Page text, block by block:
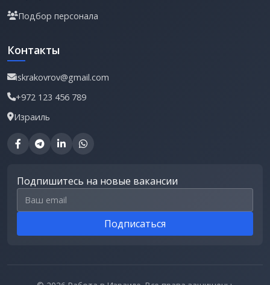
Подбор персонала
Контакты
iskrakovrov@gmail.com
+972 123 456 789
Израиль
Подпишитесь на новые вакансии
Email для подписки
Подписаться